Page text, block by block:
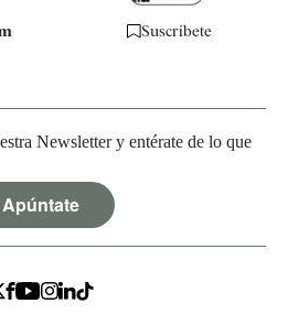
Suscríbete
Newsletter y entérate de lo que
Apúntate